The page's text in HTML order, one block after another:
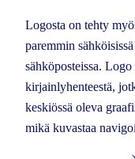
Logosta on tehty
paremmin
sähköposteissa.
kirjainlyhenteestä,
keskiössä oleva
mikä kuvastaa